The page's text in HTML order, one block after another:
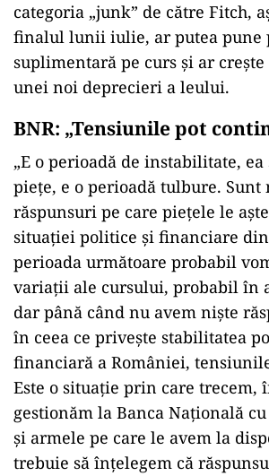
categoria „junk” de către Fitch,
finalul lunii iulie, ar putea pune
suplimentară pe curs și ar
unei noi deprecieri a leului.
BNR: „Tensiunile pot
„E o perioadă de instabilitate, ea
pieţe, e o perioadă tulbure. Sunt
răspunsuri pe care pieţele le
situaţiei politice şi financiare
perioada următoare probabil
variaţii ale cursului, probabil în
dar până când nu avem nişte
în ceea ce priveşte stabilitatea
financiară a României,
Este o situaţie prin care trecem,
gestionăm la Banca Naţională
şi armele pe care le avem la
trebuie să înţelegem că